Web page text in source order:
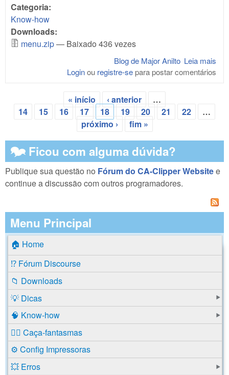
Categoria:
Know-how
Downloads:
menu.zip— Baixado 436 vezes
Leia mais
Blog de Major Anilto
Loginou registre-separa postar comentários
Páginas
« início ‹ anterior
…
14
15 16 17 18 19 20 21 22
…
próximo ›
fim »
🗫 Ficou com alguma dúvida?
Publique sua questão no Fórum do CA-Clipper Websitee
continue a discussão com outros programadores.
Menu Principal
🏠 Home
⁉️ Fórum Discourse
📁 Downloads
💡 Dicas
🧠 Know-how
🕵️‍♂️ Caça-fantasmas
⚙️ Config Impressoras
💥 Erros